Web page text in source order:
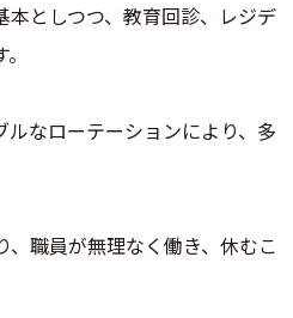
としつつ、教育回診、レジデ
なローテーションにより、多
職員が無理なく働き、休むこ